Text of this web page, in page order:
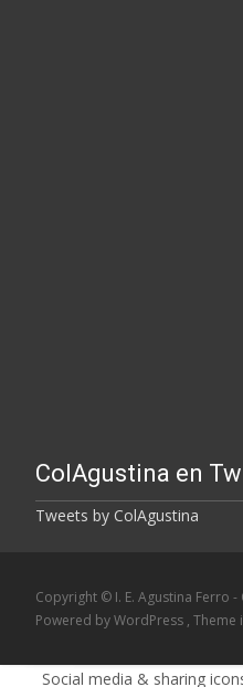
ColAgustina en
Tweets by ColAgustina
Copyright © I. E. Agustina Ferro
Powered by WordPress , Theme
Social media & sharing